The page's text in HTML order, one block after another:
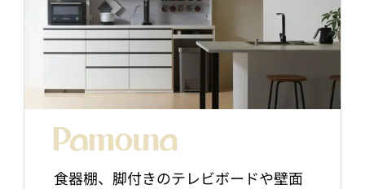
食器棚、脚付きのテレビボードや壁面